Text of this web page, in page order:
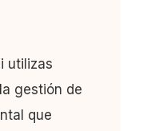
utilizas
gestión de
que